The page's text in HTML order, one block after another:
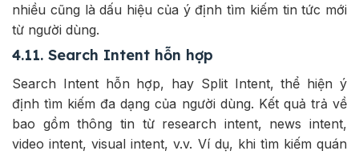
nhiều cũng là dấu hiệu của ý định tìm kiếm tin tức mới
từ người dùng.
4.11. Search Intent hỗn hợp
Search Intent hỗn hợp, hay Split Intent, thể hiện ý
định tìm kiếm đa dạng của người dùng. Kết quả trả về
bao gồm thông tin từ research intent, news intent,
video intent, visual intent, v.v. Ví dụ, khi tìm kiếm quán